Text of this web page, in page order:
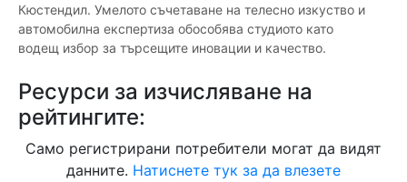
Кюстендил. Умелото съчетаване на телесно изкуство и
автомобилна експертиза обособява студиото като
водещ избор за търсещите иновации и качество.
Ресурси за изчисляване на
рейтингите:
Само регистрирани потребители могат да видят
данните. Натиснете тук за да влезете